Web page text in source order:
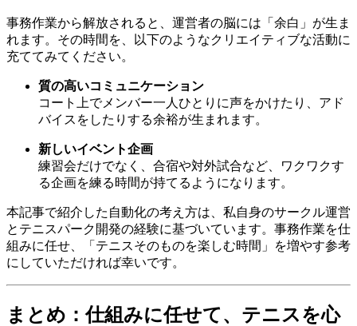
事務作業から解放されると、運営者の脳には「余白」が生ま
れます。その時間を、以下のようなクリエイティブな活動に
充ててみてください。
質の高いコミュニケーション
コート上でメンバー一人ひとりに声をかけたり、アド
バイスをしたりする余裕が生まれます。
新しいイベント企画
練習会だけでなく、合宿や対外試合など、ワクワクす
る企画を練る時間が持てるようになります。
本記事で紹介した自動化の考え方は、私自身のサークル運営
とテニスパーク開発の経験に基づいています。事務作業を仕
組みに任せ、「テニスそのものを楽しむ時間」を増やす参考
にしていただければ幸いです。
まとめ：仕組みに任せて、テニスを心